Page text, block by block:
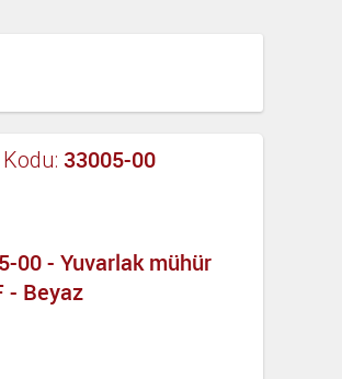
33005-00
00 - Yuvarlak mühür
- Beyaz